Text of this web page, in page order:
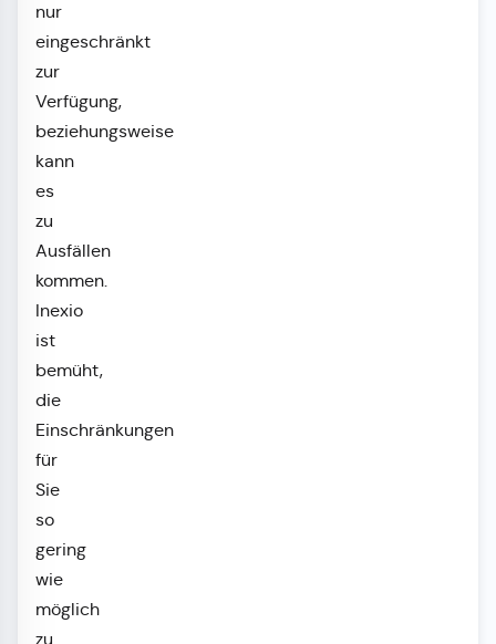
nur
eingeschränkt
zur
Verfügung,
beziehungsweise
kann
es
zu
Ausfällen
kommen.
Inexio
ist
bemüht,
die
Einschränkungen
für
Sie
so
gering
wie
möglich
zu